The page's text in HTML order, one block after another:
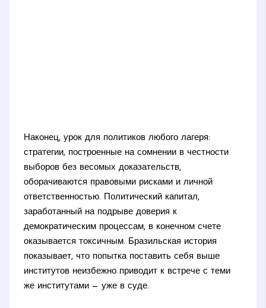
Наконец, урок для политиков любого лагеря:
стратегии, построенные на сомнении в честности
выборов без весомых доказательств,
оборачиваются правовыми рисками и личной
ответственностью. Политический капитал,
заработанный на подрыве доверия к
демократическим процессам, в конечном счете
оказывается токсичным. Бразильская история
показывает, что попытка поставить себя выше
институтов неизбежно приводит к встрече с теми
же институтами — уже в суде.